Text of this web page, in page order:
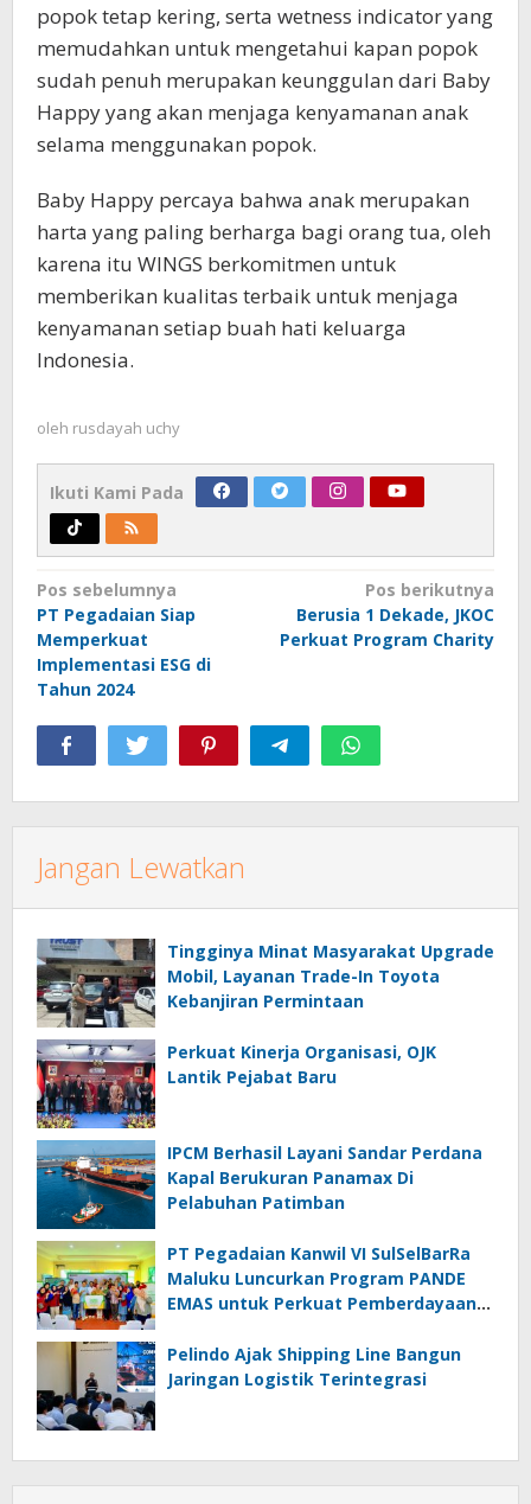
popok tetap kering, serta wetness indicator yang
memudahkan untuk mengetahui kapan popok
sudah penuh merupakan keunggulan dari Baby
Happy yang akan menjaga kenyamanan anak
selama menggunakan popok.
Baby Happy percaya bahwa anak merupakan
harta yang paling berharga bagi orang tua, oleh
karena itu WINGS berkomitmen untuk
memberikan kualitas terbaik untuk menjaga
kenyamanan setiap buah hati keluarga
Indonesia.
oleh rusdayah uchy
Ikuti Kami Pada
Navigasi
pos
Pos sebelumnya
PT Pegadaian Siap
Memperkuat
Implementasi ESG di
Tahun 2024
Pos berikutnya
Berusia 1 Dekade, JKOC
Perkuat Program Charity
Jangan Lewatkan
Tingginya Minat Masyarakat Upgrade
Mobil, Layanan Trade-In Toyota
Kebanjiran Permintaan
Perkuat Kinerja Organisasi, OJK
Lantik Pejabat Baru
IPCM Berhasil Layani Sandar Perdana
Kapal Berukuran Panamax Di
Pelabuhan Patimban
PT Pegadaian Kanwil VI SulSelBarRa
Maluku Luncurkan Program PANDE
EMAS untuk Perkuat Pemberdayaan
Pelindo Ajak Shipping Line Bangun
Jaringan Logistik Terintegrasi